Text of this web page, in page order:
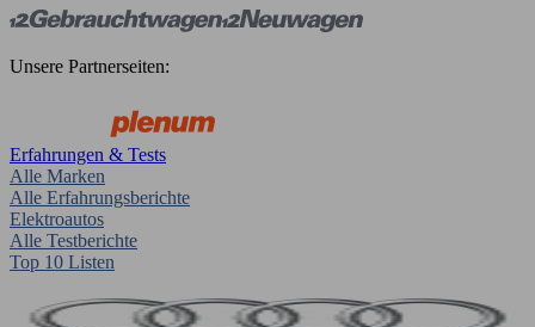
Unsere Partnerseiten:
Erfahrungen & Tests
Alle Marken
Alle Erfahrungsberichte
Elektroautos
Alle Testberichte
Top 10 Listen